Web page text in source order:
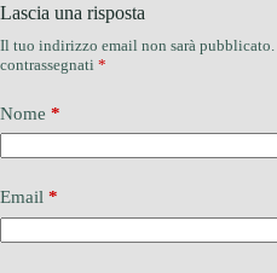
Lascia una risposta
Il tuo indirizzo email non sarà pubblicato.
contrassegnati *
Nome *
Email *